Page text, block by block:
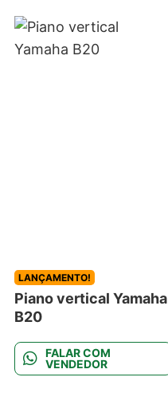
LANÇAMENTO!
Piano vertical Yamaha
B20
FALAR COM
VENDEDOR